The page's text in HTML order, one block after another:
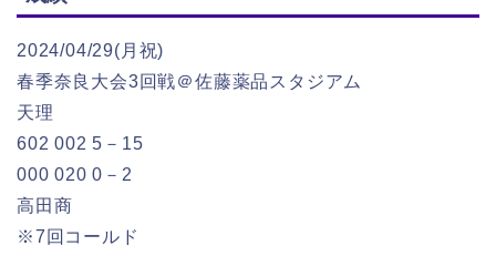
2024/04/29(月祝)
春季奈良大会3回戦＠佐藤薬品スタジアム
天理
602 002 5－15
000 020 0－2
高田商
※7回コールド